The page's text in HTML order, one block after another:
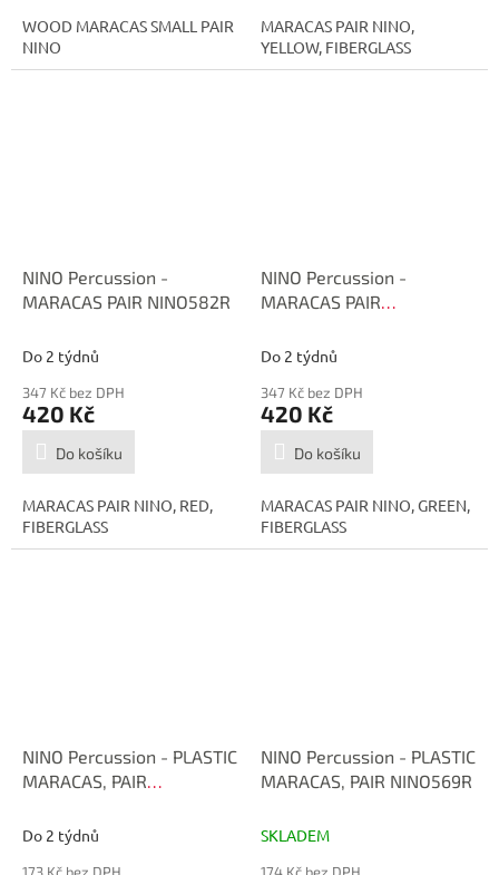
WOOD MARACAS SMALL PAIR
NINO
MARACAS PAIR NINO,
YELLOW, FIBERGLASS
NINO Percussion -
MARACAS PAIR NINO582R
Do 2 týdnů
347 Kč bez DPH
420 Kč
Do košíku
MARACAS PAIR NINO, RED,
FIBERGLASS
NINO Percussion -
MARACAS PAIR
Do 2 týdnů
347 Kč bez DPH
420 Kč
Do košíku
MARACAS PAIR NINO, GREEN,
FIBERGLASS
NINO Percussion - PLASTIC
MARACAS, PAIR
Do 2 týdnů
173 Kč bez DPH
NINO Percussion - PLASTIC
MARACAS, PAIR NINO569R
SKLADEM
174 Kč bez DPH